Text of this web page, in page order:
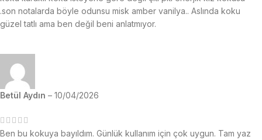
.son notalarda böyle odunsu misk amber vanilya.. Aslında koku
güzel tatlı ama ben değil beni anlatmıyor.
Betül Aydın – 10/04/2026
Ben bu kokuya bayıldım. Günlük kullanım için çok uygun. Tam yaz